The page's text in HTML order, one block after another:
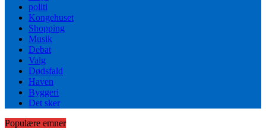
politi
Kongehuset
Shopping
Musik
Debat
Valg
Dødsfald
Haven
Byggeri
Det sker
Populære emner